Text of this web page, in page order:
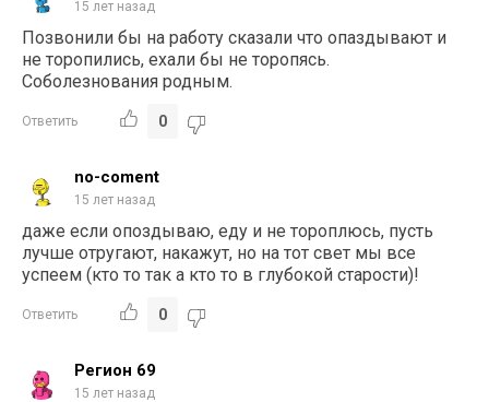
15 лет назад
Позвонили бы на работу сказали что опаздывают и
не торопились, ехали бы не торопясь.
Соболезнования родным.
Ответить 0
no-coment
15 лет назад
даже если опоздываю, еду и не тороплюсь, пусть
лучше отругают, накажут, но на тот свет мы все
успеем (кто то так а кто то в глубокой старости)!
Ответить 0
Регион 69
15 лет назад